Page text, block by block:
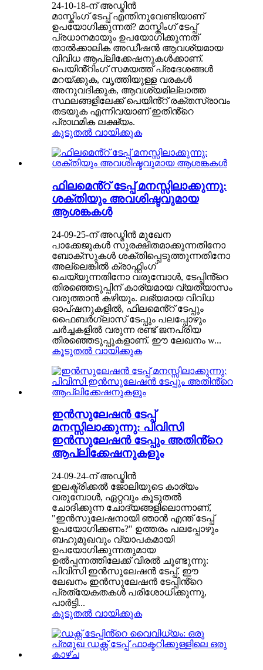
24-10-18-ന് അഡ്മിൻ
മാസ്കിംഗ് ടേപ്പ് എന്തിനുവേണ്ടിയാണ്
ഉപയോഗിക്കുന്നത്? മാസ്കിംഗ് ടേപ്പ്
പ്രധാനമായും ഉപയോഗിക്കുന്നത്
താൽക്കാലിക അഡീഷൻ ആവശ്യമായ
വിവിധ ആപ്ലിക്കേഷനുകൾക്കാണ്.
പെയിൻ്റിംഗ് സമയത്ത് പ്രദേശങ്ങൾ
മറയ്ക്കുക, വൃത്തിയുള്ള വരകൾ
അനുവദിക്കുക, ആവശ്യമില്ലാത്ത
സ്ഥലങ്ങളിലേക്ക് പെയിൻ്റ് രക്തസ്രാവം
തടയുക എന്നിവയാണ് ഇതിൻ്റെ
പ്രാഥമിക ലക്ഷ്യം.
കൂടുതൽ വായിക്കുക
ഫിലമെൻ്റ് ടേപ്പ് മനസ്സിലാക്കുന്നു:
ശക്തിയും അവശിഷ്ടവുമായ
ആശങ്കകൾ
24-09-25-ന് അഡ്മിൻ മുഖേന
പാക്കേജുകൾ സുരക്ഷിതമാക്കുന്നതിനോ
ബോക്സുകൾ ശക്തിപ്പെടുത്തുന്നതിനോ
അല്ലെങ്കിൽ ക്രാഫ്റ്റിംഗ്
ചെയ്യുന്നതിനോ വരുമ്പോൾ, ടേപ്പിൻ്റെ
തിരഞ്ഞെടുപ്പിന് കാര്യമായ വ്യത്യാസം
വരുത്താൻ കഴിയും. ലഭ്യമായ വിവിധ
ഓപ്ഷനുകളിൽ, ഫിലമെൻ്റ് ടേപ്പും
ഫൈബർഗ്ലാസ് ടേപ്പും പലപ്പോഴും
ചർച്ചകളിൽ വരുന്ന രണ്ട് ജനപ്രിയ
തിരഞ്ഞെടുപ്പുകളാണ്. ഈ ലേഖനം w...
കൂടുതൽ വായിക്കുക
ഇൻസുലേഷൻ ടേപ്പ്
മനസ്സിലാക്കുന്നു: പിവിസി
ഇൻസുലേഷൻ ടേപ്പും അതിൻ്റെ
ആപ്ലിക്കേഷനുകളും
24-09-24-ന് അഡ്മിൻ
ഇലക്ട്രിക്കൽ ജോലിയുടെ കാര്യം
വരുമ്പോൾ, ഏറ്റവും കൂടുതൽ
ചോദിക്കുന്ന ചോദ്യങ്ങളിലൊന്നാണ്,
"ഇൻസുലേഷനായി ഞാൻ എന്ത് ടേപ്പ്
ഉപയോഗിക്കണം?" ഉത്തരം പലപ്പോഴും
ബഹുമുഖവും വ്യാപകമായി
ഉപയോഗിക്കുന്നതുമായ
ഉൽപ്പന്നത്തിലേക്ക് വിരൽ ചൂണ്ടുന്നു:
പിവിസി ഇൻസുലേഷൻ ടേപ്പ്. ഈ
ലേഖനം ഇൻസുലേഷൻ ടേപ്പിൻ്റെ
പ്രത്യേകതകൾ പരിശോധിക്കുന്നു,
പാർട്ടി...
കൂടുതൽ വായിക്കുക